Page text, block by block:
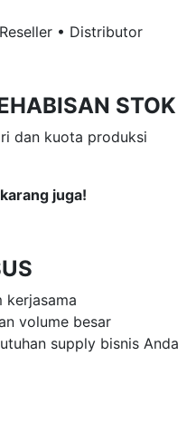
• Distributor
STOK
dan kuota produksi
juga!
kerjasama
volume besar
supply bisnis Anda